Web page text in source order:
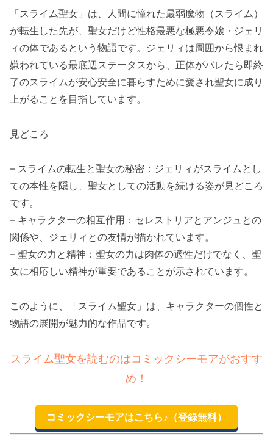
「スライム聖女」は、人間に憧れた最弱魔物（スライム）
が転生した先が、聖女だけど性格最悪な極悪令嬢・ジェリ
ィの体であるという物語です。ジェリィは周囲から恨まれ
嫌われている最底辺ステータスから、正体がバレたら即終
了のスライムが安心安全に暮らすために愛され聖女に成り
上がることを目指しています。
見どころ
– スライムの転生と聖女の秘密：ジェリィがスライムとし
ての本性を隠し、聖女としての活動を続ける姿が見どころ
です。
– キャラクターの相互作用：セレストリアとアンジュとの
関係や、ジェリィとの友情が描かれています。
– 聖女の力と精神：聖女の力は肉体の適性だけでなく、聖
女に相応しい精神が重要であることが示されています。
このように、「スライム聖女」は、キャラクターの個性と
物語の展開が魅力的な作品です。
スライム聖女を読むのはコミックシーモアがおすす
め！
コミックシーモアはこちら♪（登録無料）